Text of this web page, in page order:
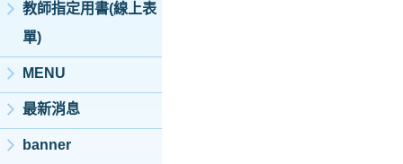
教師指定用書(線上表
單)
MENU
最新消息
banner